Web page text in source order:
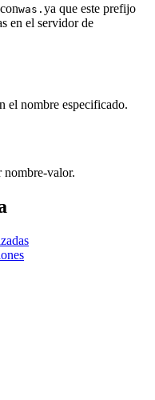
was. ya que este prefijo
en el servidor de
el nombre especificado.
nombre-valor.